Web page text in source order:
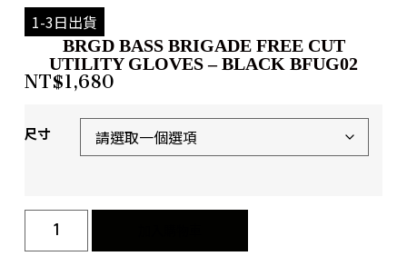
1-3日出貨
BRGD BASS BRIGADE FREE CUT
UTILITY GLOVES – BLACK BFUG02
NT$1,680
尺寸